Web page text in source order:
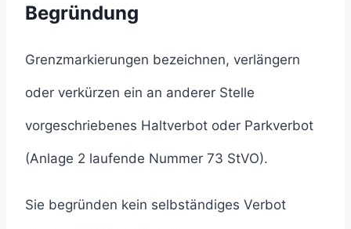
Begründung
Grenzmarkierungen bezeichnen, verlängern
oder verkürzen ein an anderer Stelle
vorgeschriebenes Haltverbot oder Parkverbot
(Anlage 2 laufende Nummer 73 StVO).
Sie begründen kein selbständiges Verbot